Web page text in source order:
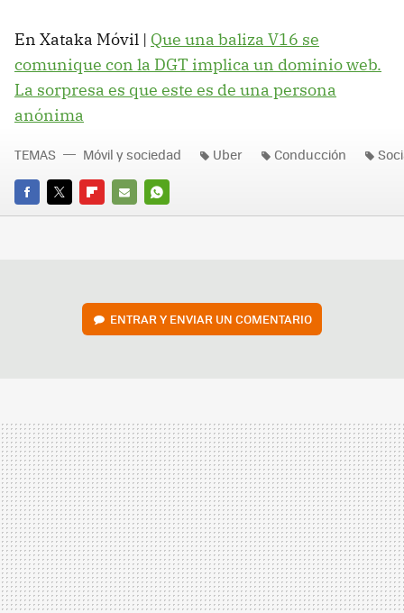
En Xataka Móvil | Que una baliza V16 se
comunique con la DGT implica un dominio web.
La sorpresa es que este es de una persona
anónima
FACEBOOK
TWITTERFLIPBOARD
E-
WHATSAPP
TEMAS Móvil y sociedad Uber Conducción
ENTRAR Y ENVIAR UN COMENTARIO